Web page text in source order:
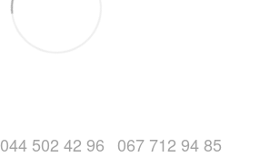
044 502 42 96 067 712 94 85